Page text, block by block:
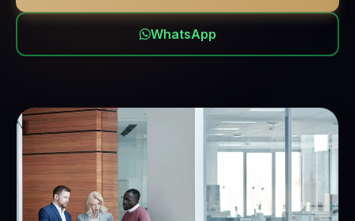
WhatsApp